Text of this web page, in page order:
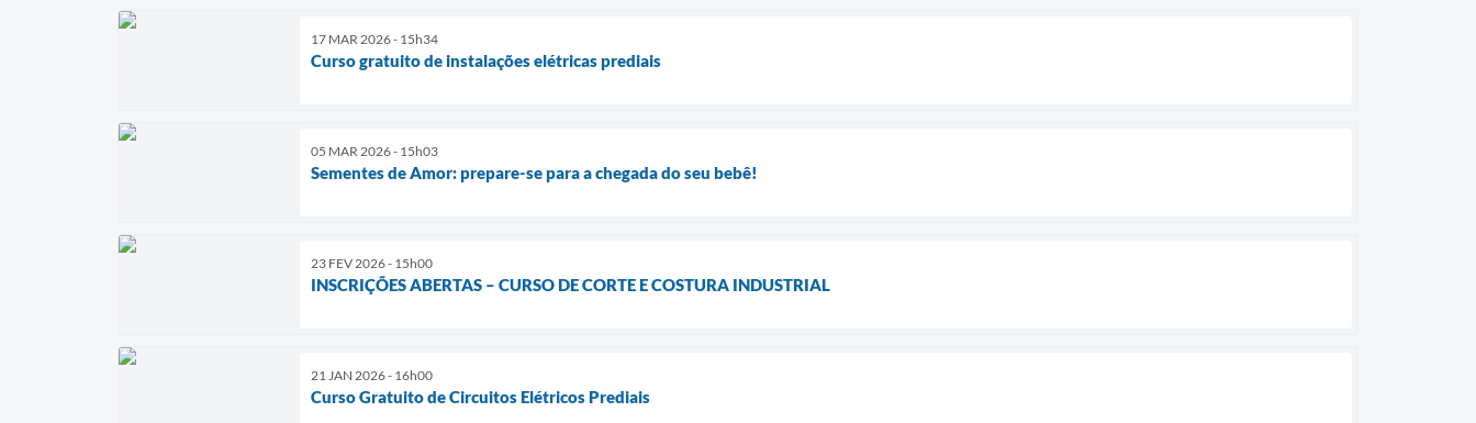
17 MAR 2026 - 15h34
Curso gratuito de instalações elétricas prediais
05 MAR 2026 - 15h03
Sementes de Amor: prepare-se para a chegada do seu bebê!
23 FEV 2026 - 15h00
INSCRIÇÕES ABERTAS – CURSO DE CORTE E COSTURA INDUSTRIAL
21 JAN 2026 - 16h00
Curso Gratuito de Circuitos Elétricos Prediais